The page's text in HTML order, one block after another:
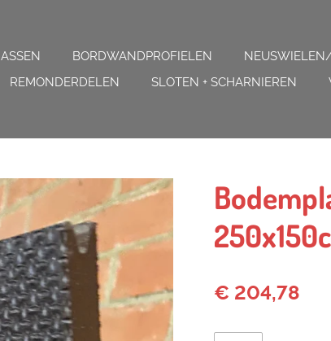
ASSEN BORDWANDPROFIELEN
REMONDERDELEN SLOTEN + SCHARNIEREN
€ 204,78